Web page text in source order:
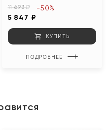
11 693 ₽
5 847 ₽
-50%
КУПИТЬ
ПОДРОБНЕЕ